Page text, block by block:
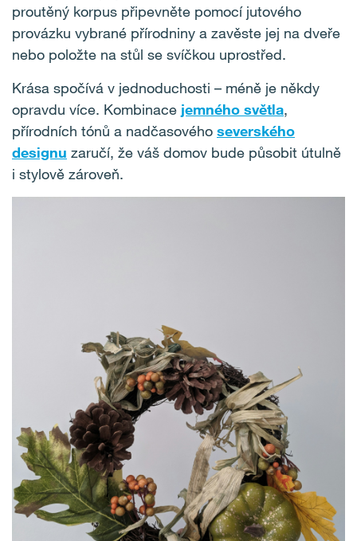
proutěný korpus připevněte pomocí jutového
provázku vybrané přírodniny a zavěste jej na dveře
nebo položte na stůl se svíčkou uprostřed.
Krása spočívá v jednoduchosti – méně je někdy
opravdu více. Kombinace jemného světla,
přírodních tónů a nadčasového severského
designu zaručí, že váš domov bude působit útulně
i stylově zároveň.